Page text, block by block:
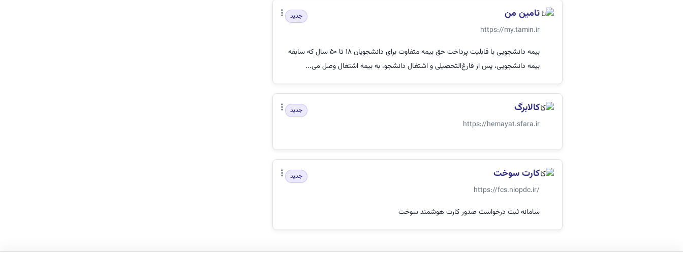
تامین من
https://my.tamin.ir
جدید
بیمه دانشجویی با قابلیت پرداخت حق بیمه متفاوت برای دانشجویان 18 تا 50 سال که سابقه
بیمه دانشجویی، پس از فارغ‌التحصیلی و اشتغال دانشجو، به بیمه اشتغال وصل می...
کالابرگ
https://hemayat.sfara.ir
جدید
کارت سوخت
https://fcs.niopdc.ir/
جدید
سامانه ثبت درخواست صدور کارت هوشمند سوخت